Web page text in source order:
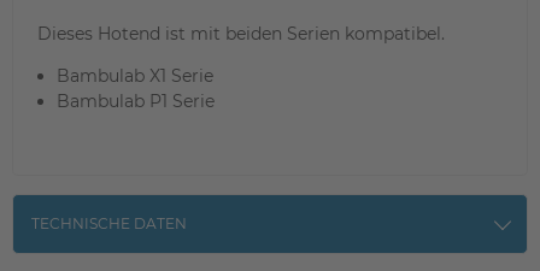
Dieses Hotend ist mit beiden Serien kompatibel.
Bambulab X1 Serie
Bambulab P1 Serie
TECHNISCHE DATEN